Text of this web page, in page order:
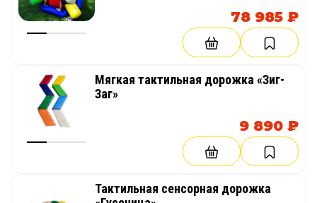
78 985 ₽
Мягкая тактильная дорожка «Зиг-
Заг»
9 890 ₽
Тактильная сенсорная дорожка